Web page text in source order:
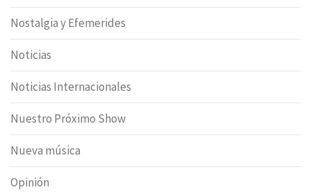
Nostalgia y Efemerides
Noticias
Noticias Internacionales
Nuestro Próximo Show
Nueva música
Opinión